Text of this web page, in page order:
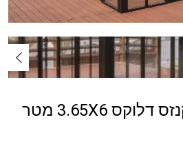
גזיבו אלו’ דגם קנזס דלוקס 3.65X6 מטר